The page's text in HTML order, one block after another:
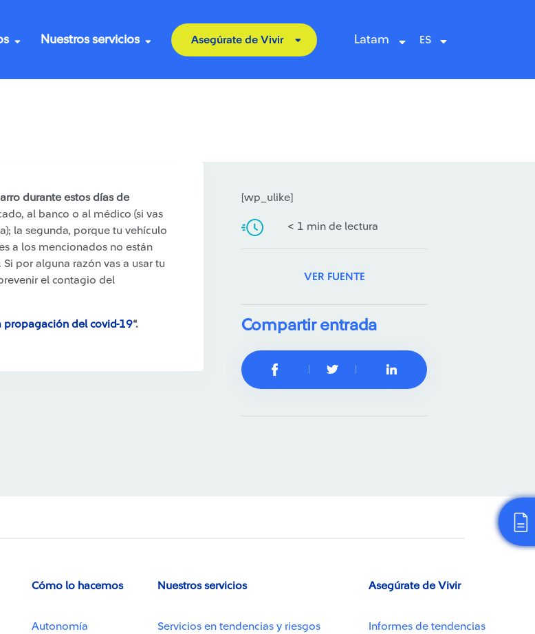
Nuestros servicios Asegúrate de Vivir Latam
durante estos días de
al banco o al médico (si vas
la segunda, porque tu vehículo
a los mencionados no están
por alguna razón vas a usar tu
el contagio del
propagación del covid-19“.
[wp_ulike]
< 1 min de lectura
VER FUENTE
Compartir entrada
Cómo lo hacemos
Autonomía
Nuestros servicios
Servicios en tendencias y riesgos
Asegúrate de Vivir
Informes de tendencias